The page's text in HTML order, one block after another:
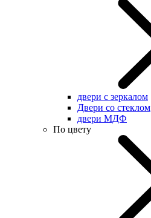
двери с зеркалом
Двери со стеклом
двери МДФ
По цвету